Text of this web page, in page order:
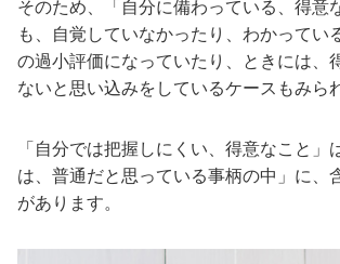
そのため、「自分に備わっている、得意
も、自覚していなかったり、わかってい
の過小評価になっていたり、ときには、
ないと思い込みをしているケースもみら
「自分では把握しにくい、得意なこと」
は、普通だと思っている事柄の中」に、
があります。